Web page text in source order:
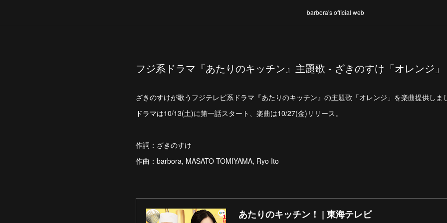
barbora's official web
フジ系ドラマ『あたりのキッチン』主題歌 - ざきのすけ「オレンジ」
ざきのすけが歌うフジテレビ系ドラマ『あたりのキッチン』の主題歌「オレンジ」を楽曲提供しま
ドラマは10/13(土)に第一話スタート、楽曲は10/27(金)リリース。
作詞：ざきのすけ
作曲：barbora, MASATO TOMIYAMA, Ryo Ito
あたりのキッチン！ | 東海テレビ